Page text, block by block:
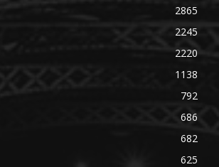
2865
2245
2220
1138
792
686
682
625